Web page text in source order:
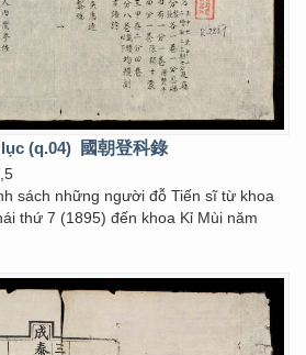
(q.04) 國朝登科錄
sách những người đỗ Tiến sĩ từ khoa
thứ 7 (1895) đến khoa Kỉ Mùi năm